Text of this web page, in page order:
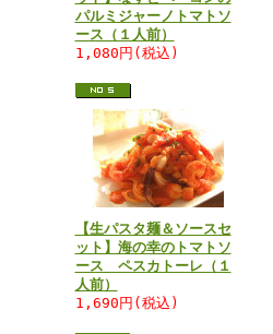
パルミジャーノトマトソ
ース（１人前）
1,080円(税込)
【生パスタ麺＆ソースセ
ット】海の幸のトマトソ
ース ペスカトーレ（１
人前）
1,690円(税込)